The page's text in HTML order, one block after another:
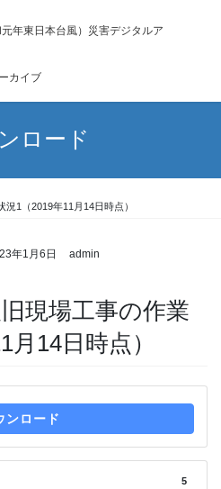
年東日本台風）災害デジタルア
ーカイブ
ロード
1（2019年11月14日時点）
年1月6日 admin
現場工事の作業
14日時点）
ンロード
5